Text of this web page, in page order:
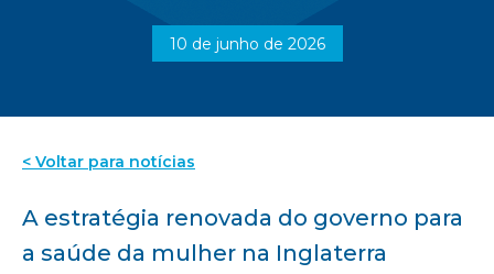
10 de junho de 2026
< Voltar para notícias
A estratégia renovada do governo para
a saúde da mulher na Inglaterra